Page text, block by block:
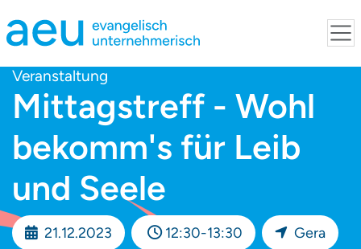
Veranstaltung
Mittagstreff - Wohl
bekomm's für Leib
und Seele
21.12.2023 12:30-13:30
Gera